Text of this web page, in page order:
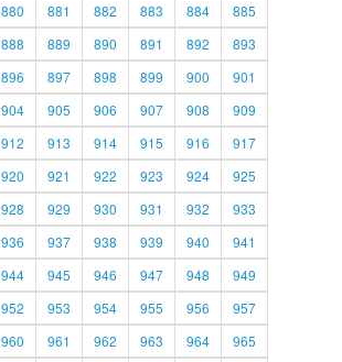
880 881 882 883 884
885
888 889 890 891 892
893
896 897 898 899 900
901
904 905 906 907 908
909
912 913 914 915 916
917
920 921 922 923 924
925
928 929 930 931 932
933
936 937 938 939 940
941
944 945 946 947 948
949
952 953 954 955 956
957
960 961 962 963 964
965